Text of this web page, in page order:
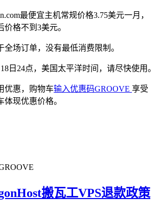
最便宜主机常规价格3.75美元一月，
价格不到3美元。
全场订单，没有最低消费限制。
日24点，美国太平洋时间，请尽快使用。
优惠，购物车输入优惠码GROOVE 享受
体现优惠价格。
搬瓦工VPS退款政策